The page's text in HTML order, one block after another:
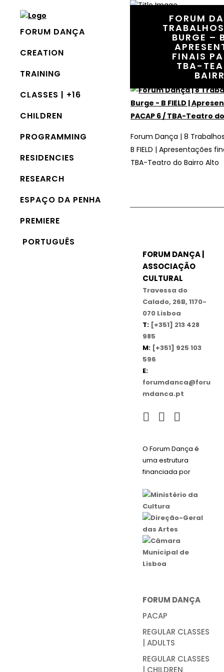
FORUM DANÇA
CREATION
TRAINING
CLASSES | +16
CHILDREN
PROGRAMMING
RESIDENCIES
RESEARCH
ESPAÇO DA PENHA
PREMIERE
PORTUGUÊS
FORUM
BURGE –
FINAIS
TBA-
In
Forum Dança | 8 Trabalhos:
| Apresentações finais
Forum Dança | 8
B FIELD | Apresentações
TBA-Teatro do Bairro Alto
FORUM DANÇA |
ASSOCIAÇÃO
CULTURAL
Travessa do
Calado, 26B, 1170-
070 Lisboa
T: [+351] 213 428
985
M: [+351] 925 103
596
E:
forumdanca@foru
mdanca.pt
O Forum Dança é
uma estrutura
financiada por
FORUM DANÇA
PACAP
REGULAR CLASSES
| ADULTS
REGULAR CLASSES
| CHILDREN